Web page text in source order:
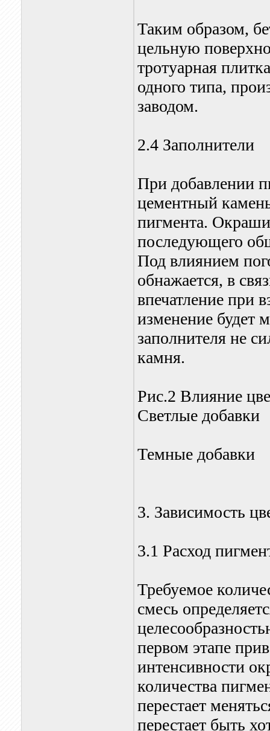
Таким образом,
цельную
тротуарная
одного типа,
заводом.
2.4 Заполнители
При добавлении
цементный
пигмента.
последующего
Под влиянием
обнажается, в
впечатление при
изменение будет
заполнителя не
камня.
Рис.2 Влияние
Светлые добавки
Темные добавки
3. Зависимость
3.1 Расход
Требуемое
смесь
первом этапе
интенсивности
количества
перестает
перестает быть